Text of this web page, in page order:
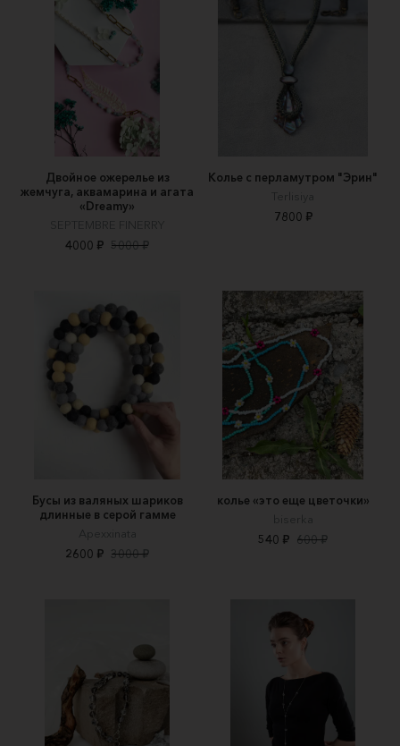
Двойное ожерелье из
жемчуга, аквамарина и агата
«Dreamy»
SEPTEMBRE FINERRY
4000 ₽ 5000 ₽
Колье с перламутром "Эрин"
Terlisiya
7800 ₽
Бусы из валяных шариков
длинные в серой гамме
Apexxinata
2600 ₽ 3000 ₽
колье «это еще цветочки»
biserka
540 ₽ 600 ₽